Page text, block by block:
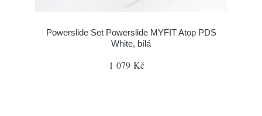
Powerslide Set Powerslide MYFIT Atop PDS
White, bílá
1 079 Kč